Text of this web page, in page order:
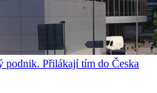
podnik. Přilákají tím do Česka